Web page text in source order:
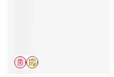
Op voorschrift
Geneesmiddel